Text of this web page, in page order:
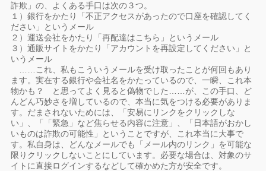
詐欺」の、よくある手口は次の３つ。
１）銀行をかたり「不正アクセスがあったので口座を確認してく
ださい」というメール
２）運送会社をかたり「再配達はこちら」というメール
３）通販サイトをかたり「アカウントを再設定してください」と
いうメール
……これ、私もこういうメールを受け取ったことが何回もあり
ます。実在する銀行や会社名をかたっているので、一瞬、これ本
物かも？ と思ってよく見ると偽物でした……が、この手口、ど
んどん巧妙さを増しているので、本当に気をつける必要がありま
す。だまされないためには、「安易にリンクをクリックしな
い」、「「緊急」など焦らせる内容に注意」、「日本語がおかし
いものは詐欺の可能性」ということですが、これ本当に大事で
す。私自身は、どんなメールでも「メール内のリンク」を可能な
限りクリックしないことにしています。必要な場合は、対象のサ
イトに直接ログインするなどして確かめた方が安全です。